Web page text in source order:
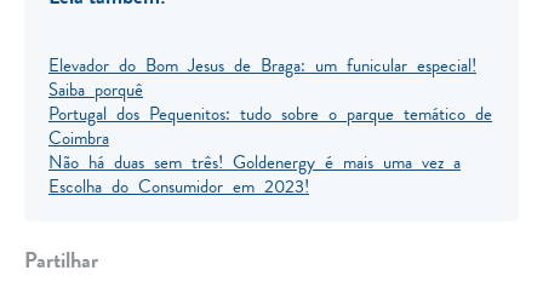
Elevador do Bom Jesus de Braga: um funicular especial!
Saiba porquê
Portugal dos Pequenitos: tudo sobre o parque temático de
Coimbra
Não há duas sem três! Goldenergy é mais uma vez a
Escolha do Consumidor em 2023!
Partilhar